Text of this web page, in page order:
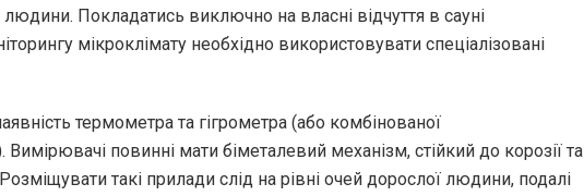
Покладатись виключно на власні відчуття в сауні
мікроклімату необхідно використовувати спеціалізовані
термометра та гігрометра (або комбінованої
Вимірювачі повинні мати біметалевий механізм, стійкий до корозії та
такі прилади слід на рівні очей дорослої людини, подалі